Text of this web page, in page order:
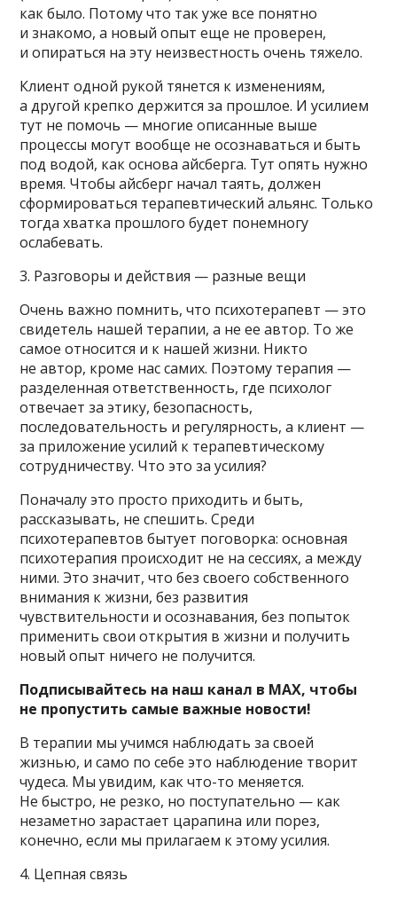
как было. Потому что так уже все понятно
и знакомо, а новый опыт еще не проверен,
и опираться на эту неизвестность очень тяжело.
Клиент одной рукой тянется к изменениям,
а другой крепко держится за прошлое. И усилием
тут не помочь — многие описанные выше
процессы могут вообще не осознаваться и быть
под водой, как основа айсберга. Тут опять нужно
время. Чтобы айсберг начал таять, должен
сформироваться терапевтический альянс. Только
тогда хватка прошлого будет понемногу
ослабевать.
3. Разговоры и действия — разные вещи
Очень важно помнить, что психотерапевт — это
свидетель нашей терапии, а не ее автор. То же
самое относится и к нашей жизни. Никто
не автор, кроме нас самих. Поэтому терапия —
разделенная ответственность, где психолог
отвечает за этику, безопасность,
последовательность и регулярность, а клиент —
за приложение усилий к терапевтическому
сотрудничеству. Что это за усилия?
Поначалу это просто приходить и быть,
рассказывать, не спешить. Среди
психотерапевтов бытует поговорка: основная
психотерапия происходит не на сессиях, а между
ними. Это значит, что без своего собственного
внимания к жизни, без развития
чувствительности и осознавания, без попыток
применить свои открытия в жизни и получить
новый опыт ничего не получится.
Подписывайтесь на наш канал в MAX, чтобы
не пропустить самые важные новости!
В терапии мы учимся наблюдать за своей
жизнью, и само по себе это наблюдение творит
чудеса. Мы увидим, как что-то меняется.
Не быстро, не резко, но поступательно — как
незаметно зарастает царапина или порез,
конечно, если мы прилагаем к этому усилия.
4. Цепная связь